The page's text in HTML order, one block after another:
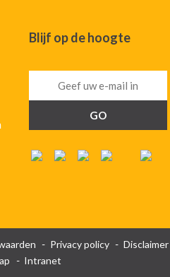
Blijf op de hoogte
Privacy policy
Disclaimer
Intranet